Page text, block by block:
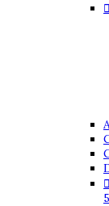

